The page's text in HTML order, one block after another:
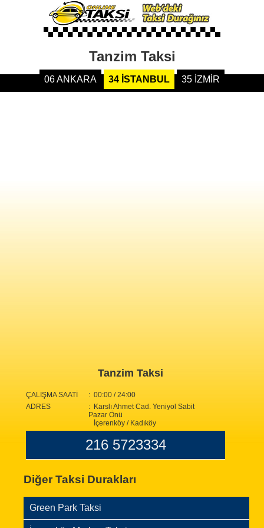
Tanzim Taksi
06 ANKARA 34 İSTANBUL 35 İZMİR
Tanzim Taksi
ÇALIŞMA SAATİ
: 00:00 / 24:00
ADRES
: Karslı Ahmet Cad. Yeniyol Sabit
Pazar Önü
İçerenköy / Kadıköy
216 5723334
Diğer Taksi Durakları
Green Park Taksi